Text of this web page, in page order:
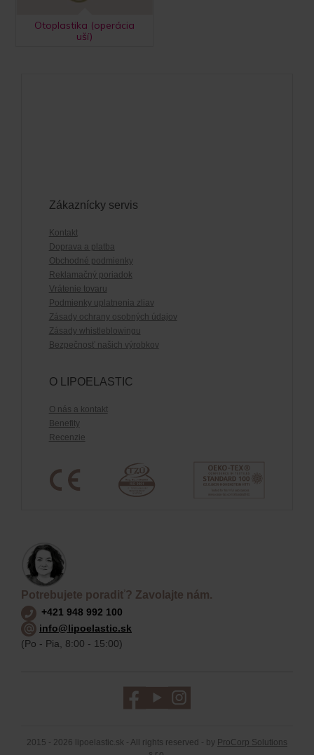
Otoplastika (operácia
uší)
Zákaznícky servis
Kontakt
Doprava a platba
Obchodné podmienky
Reklamačný poriadok
Vrátenie tovaru
Podmienky uplatnenia zliav
Zásady ochrany osobných údajov
Zásady whistleblowingu
Bezpečnosť našich výrobkov
O LIPOELASTIC
O nás a kontakt
Benefity
Recenzie
Potrebujete poradiť? Zavolajte nám.
+421 948 992 100
info@lipoelastic.sk
(Po - Pia, 8:00 - 15:00)
2015 - 2026 lipoelastic.sk - All rights reserved - by ProCorp Solutions